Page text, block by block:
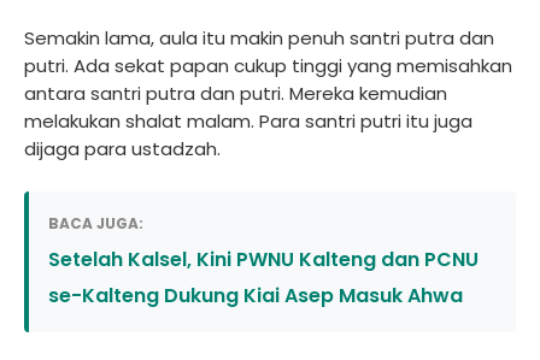
Semakin lama, aula itu makin penuh santri putra dan
putri. Ada sekat papan cukup tinggi yang memisahkan
antara santri putra dan putri. Mereka kemudian
melakukan shalat malam. Para santri putri itu juga
dijaga para ustadzah.
BACA JUGA:
Setelah Kalsel, Kini PWNU Kalteng dan PCNU
se-Kalteng Dukung Kiai Asep Masuk Ahwa